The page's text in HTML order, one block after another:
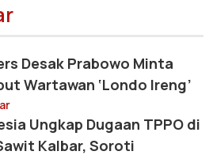
Desak Prabowo Minta
Wartawan ‘Londo Ireng’
Ungkap Dugaan TPPO di
Kalbar, Soroti